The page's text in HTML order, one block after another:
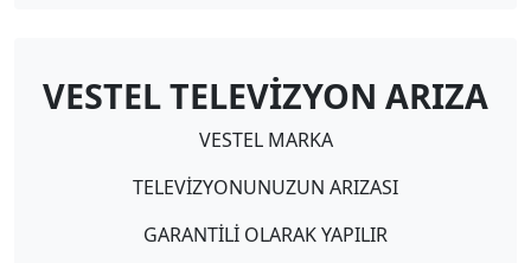
VESTEL TELEVİZYON ARIZA
VESTEL MARKA
TELEVİZYONUNUZUN ARIZASI
GARANTİLİ OLARAK YAPILIR